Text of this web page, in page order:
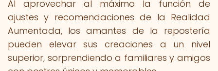
Al aprovechar al máximo la función de
ajustes y recomendaciones de la Realidad
Aumentada, los amantes de la repostería
pueden elevar sus creaciones a un nivel
superior, sorprendiendo a familiares y amigos